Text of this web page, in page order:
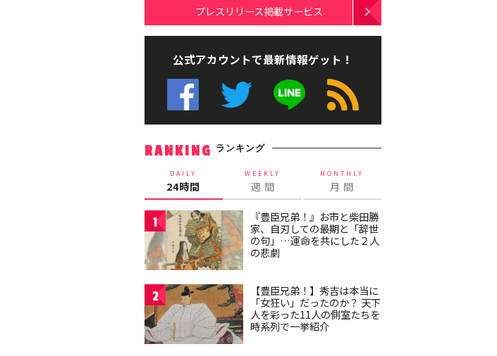
プレスリリース掲載サービス
公式アカウントで最新情報ゲット！
RANKING ランキング
DAILY
24時間
WEEKLY
週 間
MONTHLY
月 間
1
『豊臣兄弟！』お市と柴田勝
家、自刃しての最期と「辞世
の句」…運命を共にした２人
の悲劇
2
【豊臣兄弟！】秀吉は本当に
「女狂い」だったのか？ 天下
人を彩った11人の側室たちを
時系列で一挙紹介